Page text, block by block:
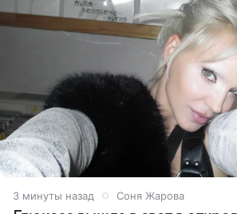
3 минуты назад Соня Жарова